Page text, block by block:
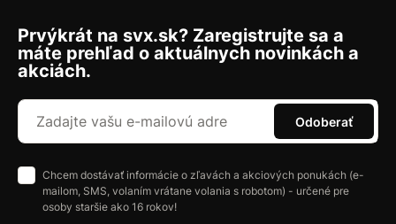
Prvýkrát na svx.sk? Zaregistrujte sa a
máte prehľad o aktuálnych novinkách a
akciách.
Odoberať
Chcem dostávať informácie o zľavách a akciových ponukách (e-
mailom, SMS, volaním vrátane volania s robotom) - určené pre
osoby staršie ako 16 rokov!